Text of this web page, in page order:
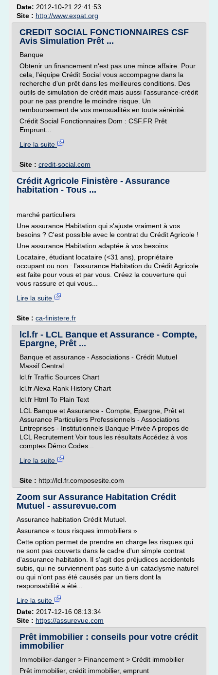
Date: 2012-10-21 22:41:53
Site : http://www.expat.org
CREDIT SOCIAL FONCTIONNAIRES CSF
Avis Simulation Prêt ...
Banque
Obtenir un financement n'est pas une mince affaire. Pour
cela, l'équipe Crédit Social vous accompagne dans la
recherche d'un prêt dans les meilleures conditions. Des
outils de simulation de crédit mais aussi l'assurance-crédit
pour ne pas prendre le moindre risque. Un
remboursement de vos mensualités en toute sérénité.
Crédit Social Fonctionnaires Dom : CSF.FR Prêt
Emprunt...
Lire la suite
Site : credit-social.com
Crédit Agricole Finistère - Assurance
habitation - Tous ...
marché particuliers
Une assurance Habitation qui s'ajuste vraiment à vos
besoins ? C'est possible avec le contrat du Crédit Agricole !
Une assurance Habitation adaptée à vos besoins
Locataire, étudiant locataire (<31 ans), propriétaire
occupant ou non : l'assurance Habitation du Crédit Agricole
est faite pour vous et par vous. Créez la couverture qui
vous rassure et qui vous...
Lire la suite
Site : ca-finistere.fr
lcl.fr - LCL Banque et Assurance - Compte,
Epargne, Prêt ...
Banque et assurance - Associations - Crédit Mutuel
Massif Central
lcl.fr Traffic Sources Chart
lcl.fr Alexa Rank History Chart
lcl.fr Html To Plain Text
LCL Banque et Assurance - Compte, Epargne, Prêt et
Assurance Particuliers Professionnels - Associations
Entreprises - Institutionnels Banque Privée A propos de
LCL Recrutement Voir tous les résultats Accédez à vos
comptes Démo Codes...
Lire la suite
Site : http://lcl.fr.composesite.com
Zoom sur Assurance Habitation Crédit
Mutuel - assurevue.com
Assurance habitation Crédit Mutuel.
Assurance « tous risques immobiliers »
Cette option permet de prendre en charge les risques qui
ne sont pas couverts dans le cadre d'un simple contrat
d'assurance habitation. Il s'agit des préjudices accidentels
subis, qui ne surviennent pas suite à un cataclysme naturel
ou qui n'ont pas été causés par un tiers dont la
responsabilité a été...
Lire la suite
Date: 2017-12-16 08:13:34
Site : https://assurevue.com
Prêt immobilier : conseils pour votre crédit
immobilier
Immobilier-danger > Financement > Crédit immobilier
Prêt immobilier, crédit immobilier, emprunt